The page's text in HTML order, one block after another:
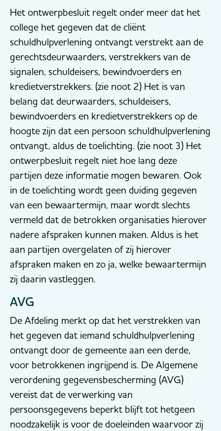
Het ontwerpbesluit regelt onder meer dat het
college het gegeven dat de cliënt
schuldhulpverlening ontvangt verstrekt aan de
gerechtsdeurwaarders, verstrekkers van de
signalen, schuldeisers, bewindvoerders en
kredietverstrekkers. (zie noot 2) Het is van
belang dat deurwaarders, schuldeisers,
bewindvoerders en kredietverstrekkers op de
hoogte zijn dat een persoon schuldhulpverlening
ontvangt, aldus de toelichting. (zie noot 3) Het
ontwerpbesluit regelt niet hoe lang deze
partijen deze informatie mogen bewaren. Ook
in de toelichting wordt geen duiding gegeven
van een bewaartermijn, maar wordt slechts
vermeld dat de betrokken organisaties hierover
nadere afspraken kunnen maken. Aldus is het
aan partijen overgelaten of zij hierover
afspraken maken en zo ja, welke bewaartermijn
zij daarin vastleggen.
AVG
De Afdeling merkt op dat het verstrekken van
het gegeven dat iemand schuldhulpverlening
ontvangt door de gemeente aan een derde,
voor betrokkenen ingrijpend is. De Algemene
verordening gegevensbescherming (AVG)
vereist dat de verwerking van
persoonsgegevens beperkt blijft tot hetgeen
noodzakelijk is voor de doeleinden waarvoor zij